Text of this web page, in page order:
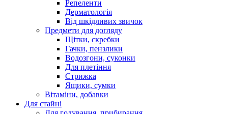
Репеленти
Дерматологія
Від шкідливих звичок
Предмети для догляду
Щітки, скребки
Гачки, пензлики
Водозгони, суконки
Для плетіння
Стрижка
Ящики, сумки
Вітаміни, добавки
Для стайні